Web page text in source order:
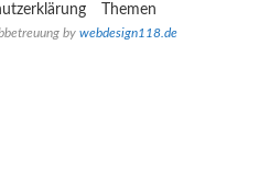
Themen
by webdesign118.de